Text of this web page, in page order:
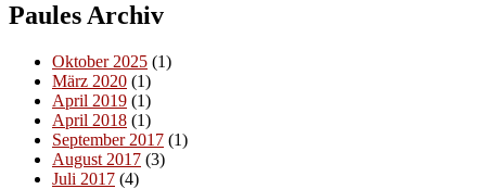
Paules Archiv
Oktober 2025 (1)
März 2020 (1)
April 2019 (1)
April 2018 (1)
September 2017 (1)
August 2017 (3)
Juli 2017 (4)